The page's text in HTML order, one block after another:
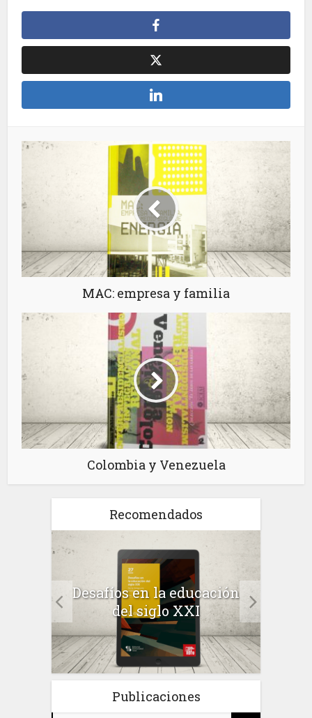
MAC: empresa y familia
Colombia y Venezuela
Recomendados
Desafíos en la educación
del siglo XXI
Publicaciones